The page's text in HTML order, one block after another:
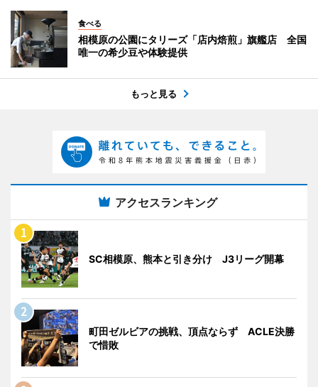
食べる
相模原の公園にタリーズ「店内焙煎」旗艦店 全国
唯一の希少豆や体験提供
もっと見る
アクセスランキング
SC相模原、熊本と引き分け J3リーグ開幕
町田ゼルビアの挑戦、頂点ならず ACLE決勝
で惜敗